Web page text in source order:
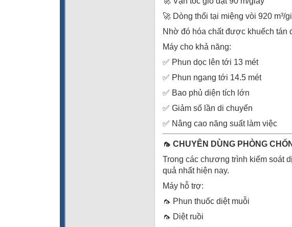
🚀 Dòng thổi tại miệng vòi 920 m³/
Nhờ đó hóa chất được khuếch tán
Máy cho khả năng:
✅ Phun dọc lên tới 13 mét
✅ Phun ngang tới 14.5 mét
✅ Bao phủ diện tích lớn
✅ Giảm số lần di chuyển
✅ Nâng cao năng suất làm việc
🦟 CHUYÊN DÙNG PHÒNG
Trong các chương trình kiểm soát
quả nhất hiện nay.
Máy hỗ trợ:
🦟 Phun thuốc diệt muỗi
🦟 Diệt ruồi